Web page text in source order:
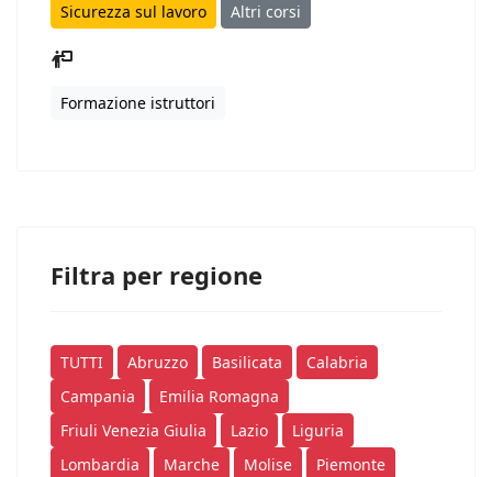
Sicurezza sul lavoro
Altri corsi
Formazione istruttori
Filtra per regione
TUTTI Abruzzo Basilicata
Calabria
Campania
Emilia Romagna
Friuli Venezia Giulia
Lazio
Liguria
Lombardia
Marche Molise
Piemonte